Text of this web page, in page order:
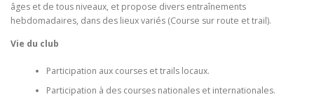
âges et de tous niveaux, et propose divers entraînements
hebdomadaires, dans des lieux variés (Course sur route et trail).
Vie du club
Participation aux courses et trails locaux.
Participation à des courses nationales et internationales.